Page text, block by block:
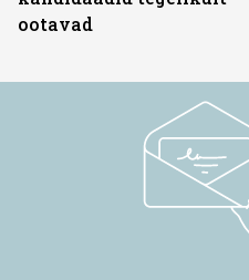
ootavad